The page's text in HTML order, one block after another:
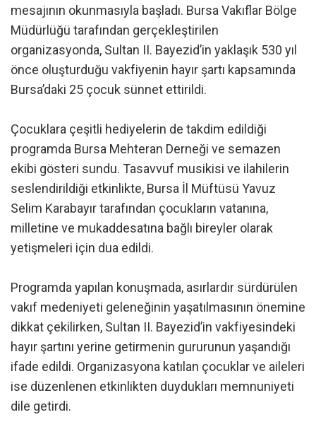
mesajının okunmasıyla başladı. Bursa Vakıflar Bölge
Müdürlüğü tarafından gerçekleştirilen
organizasyonda, Sultan II. Bayezid’in yaklaşık 530 yıl
önce oluşturduğu vakfiyenin hayır şartı kapsamında
Bursa’daki 25 çocuk sünnet ettirildi.
Çocuklara çeşitli hediyelerin de takdim edildiği
programda Bursa Mehteran Derneği ve semazen
ekibi gösteri sundu. Tasavvuf musikisi ve ilahilerin
seslendirildiği etkinlikte, Bursa İl Müftüsü Yavuz
Selim Karabayır tarafından çocukların vatanına,
milletine ve mukaddesatına bağlı bireyler olarak
yetişmeleri için dua edildi.
Programda yapılan konuşmada, asırlardır sürdürülen
vakıf medeniyeti geleneğinin yaşatılmasının önemine
dikkat çekilirken, Sultan II. Bayezid’in vakfiyesindeki
hayır şartını yerine getirmenin gururunun yaşandığı
ifade edildi. Organizasyona katılan çocuklar ve aileleri
ise düzenlenen etkinlikten duydukları memnuniyeti
dile getirdi.